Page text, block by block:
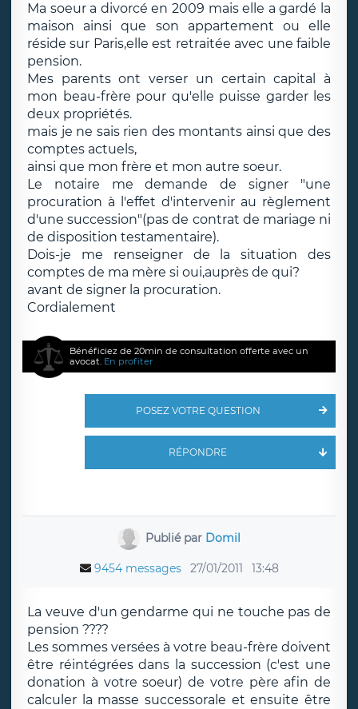
Ma soeur a divorcé en 2009 mais elle a gardé la
maison ainsi que son appartement ou elle
réside sur Paris,elle est retraitée avec une faible
pension.
Mes parents ont verser un certain capital à
mon beau-frère pour qu'elle puisse garder les
deux propriétés.
mais je ne sais rien des montants ainsi que des
comptes actuels,
ainsi que mon frère et mon autre soeur.
Le notaire me demande de signer "une
procuration à l'effet d'intervenir au règlement
d'une succession"(pas de contrat de mariage ni
de disposition testamentaire).
Dois-je me renseigner de la situation des
comptes de ma mère si oui,auprès de qui?
avant de signer la procuration.
Cordialement
Bénéficiez de 20min de consultation offerte avec un
avocat. En profiter
POSEZ VOTRE QUESTION
RÉPONDRE
Publié par Domil
9454 messages 27/01/2011 13:48
La veuve d'un gendarme qui ne touche pas de
pension ????
Les sommes versées à votre beau-frère doivent
être réintégrées dans la succession (c'est une
donation à votre soeur) de votre père afin de
calculer la masse successorale et ensuite être